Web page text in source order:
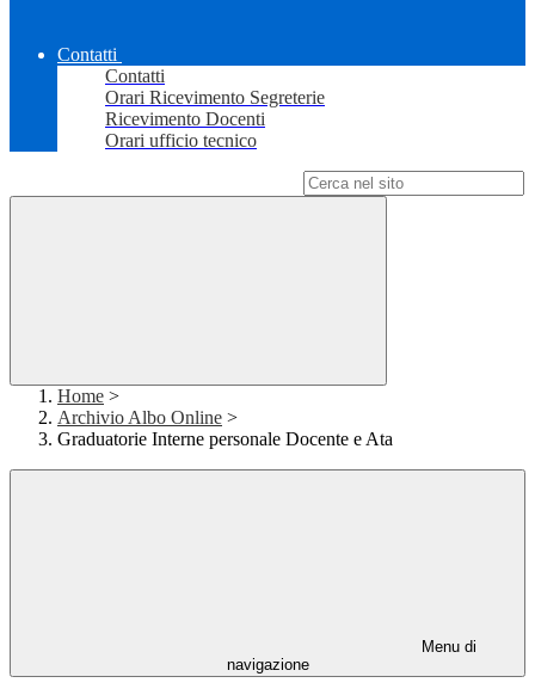
Contatti
Contatti
Orari Ricevimento Segreterie
Ricevimento Docenti
Orari ufficio tecnico
Home >
Archivio Albo Online >
Graduatorie Interne personale Docente e Ata
Menu di
navigazione